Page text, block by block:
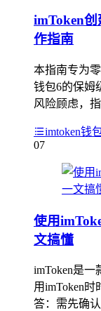
imToken
作指南
本指南专为
钱包6的保姆
风险顾虑，
imtoken钱
07
使用
文搞懂
imToken是
用imToken
答：需先确